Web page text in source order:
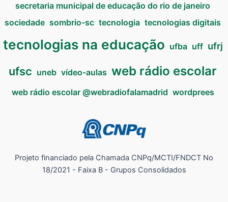
secretaria municipal de educação do rio de janeiro
sociedade sombrio-sc tecnologia tecnologias digitais
tecnologias na educação ufba uff ufrj
ufsc uneb vídeo-aulas web rádio escolar
web rádio escolar @webradiofalamadrid wordprees
Projeto financiado pela Chamada CNPq/MCTI/FNDCT No
18/2021 - Faixa B - Grupos Consolidados